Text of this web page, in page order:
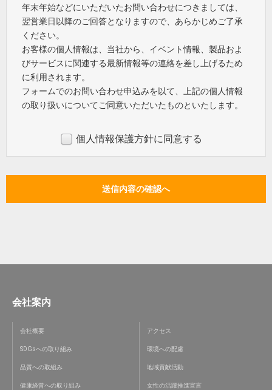
年末年始などにいただいたお問い合わせにつきましては、
翌営業日以降のご回答となりますので、あらかじめご了承
ください。
お客様の個人情報は、当社から、イベント情報、製品およ
びサービスに関連する最新情報等の連絡を差し上げるため
に利用されます。
フォームでのお問い合わせ申込みを以て、上記の個人情報
の取り扱いについてご同意いただいたものといたします。
個人情報保護方針に同意する
会社案内
会社概要 アクセス
SDGsへの取り組み 環境への配慮
品質への取組み 地域貢献活動
健康経営への取り組み 女性の活躍推進宣言